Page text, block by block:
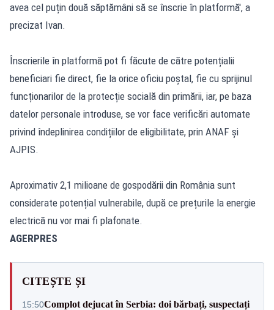
avea cel puțin două săptămâni să se înscrie în platformă', a
precizat Ivan.
Înscrierile în platformă pot fi făcute de către potențialii
beneficiari fie direct, fie la orice oficiu poștal, fie cu sprijinul
funcționarilor de la protecție socială din primării, iar, pe baza
datelor personale introduse, se vor face verificări automate
privind îndeplinirea condițiilor de eligibilitate, prin ANAF și
AJPIS.
Aproximativ 2,1 milioane de gospodării din România sunt
considerate potențial vulnerabile, după ce prețurile la energie
electrică nu vor mai fi plafonate.
AGERPRES
CITEȘTE ȘI
15:50Complot dejucat în Serbia: doi bărbați, suspectați